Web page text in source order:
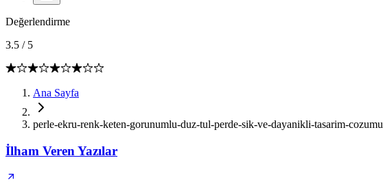
Değerlendirme
3.5 / 5
Ana Sayfa
perle-ekru-renk-keten-gorunumlu-duz-tul-perde-sik-ve-dayanikli-tasarim-cozumu
İlham Veren Yazılar